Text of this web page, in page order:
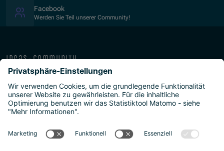
Facebook(Öffnet in neuem Fenster)
Werden Sie Teil unserer Community!
ideas-community
über die isb
public-private
programme
newsletter
presse